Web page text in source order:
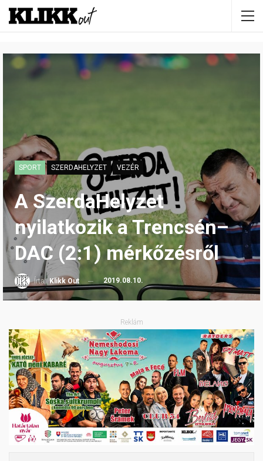
SPORT SZERDAHELYZET VEZÉR
A SzerdaHelyzet
nyilatkozik a Trencsén–
DAC (2:1) mérkőzésről
Írta: Klikk Out 2019.08.10.
Reklám